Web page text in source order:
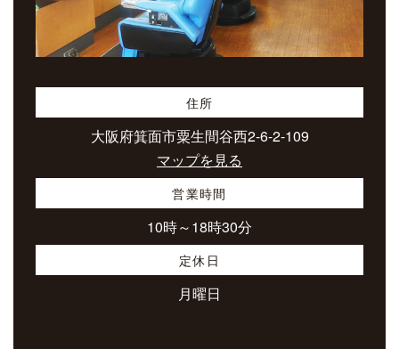
住所
大阪府箕面市粟生間谷西2-6-2-109
マップを見る
営業時間
10時～18時30分
定休日
月曜日